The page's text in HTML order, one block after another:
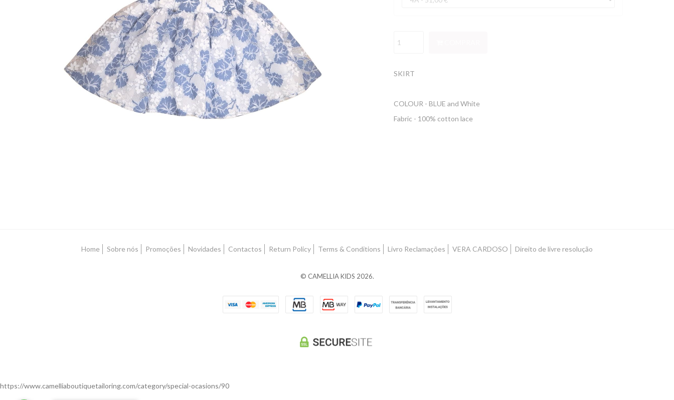
SKIRT
COLOUR - BLUE and White
Fabric - 100% cotton lace
Home Sobre nós Promoções Novidades Contactos Return Policy Terms & Conditions Livro Reclamações VERA CARDOSO Direito de livre resolução
© CAMELLIA KIDS 2026.
https://www.camelliaboutiquetailoring.com/category/special-ocasions/90